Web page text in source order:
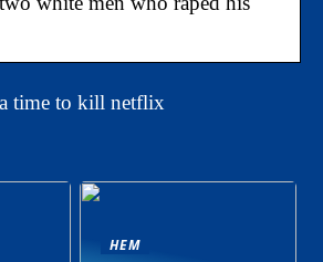
time to kill netflix
HEM